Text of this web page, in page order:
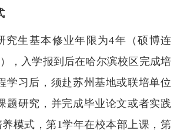
究生基本修业年限为4年（硕博连
，入学报到后在哈尔滨校区完成培
学习后，须赴苏州基地或联培单位
题研究，并完成毕业论文或者实践
养模式，第1学年在校本部上课，第